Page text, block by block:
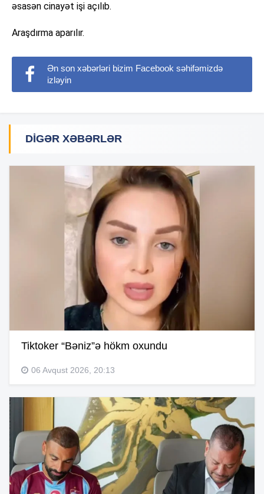
əsasən cinayət işi açılıb.
Araşdırma aparılır.
Ən son xəbərləri bizim Facebook səhifəmizdə
izləyin
DIGƏR XƏBƏRLƏR
Tiktoker “Bəniz”ə hökm oxundu
06 Avqust 2026, 20:13